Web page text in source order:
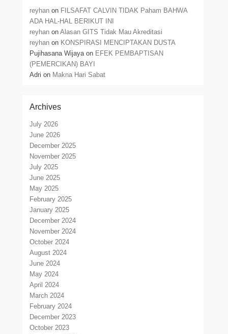
reyhan on FILSAFAT CALVIN TIDAK Paham BAHWA
ADA HAL-HAL BERIKUT INI
reyhan onAlasan GITS Tidak Mau Akreditasi
reyhan on KONSPIRASI MENCIPTAKAN DUSTA
Pujihasana Wijayaon EFEK PEMBAPTISAN
(PEMERCIKAN) BAYI
Adri on Makna Hari Sabat
Archives
July 2026
June 2026
December 2025
November 2025
July 2025
June 2025
May 2025
February 2025
January 2025
December 2024
November 2024
October 2024
August 2024
June 2024
May 2024
April 2024
March 2024
February 2024
December 2023
October 2023